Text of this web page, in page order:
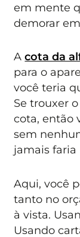
em mente
demorar
Acota da
para o
você teria
Se trouxer
cota, então
sem
jamais faria
Aqui, você
tanto no
à vista.
Usando